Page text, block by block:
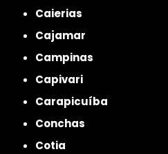
Caierias
Cajamar
Campinas
Capivari
Carapicuíba
Conchas
Cotia